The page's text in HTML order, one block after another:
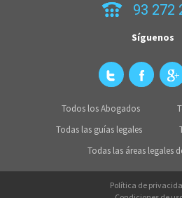
93 272
Síguenos
Todos los Abogados
Todas las guías legales
Todas las áreas legales
Política de